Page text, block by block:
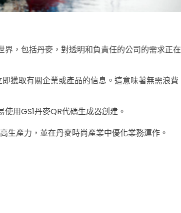
，包括丹麥，對透明和負責任的公司的需求正在
獲取有關企業或產品的信息。這意味著無需浪費
用GS1丹麥QR代碼生成器創建。
生產力，並在丹麥時尚產業中優化業務運作。